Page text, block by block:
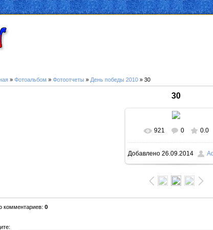
» Фотоальбом » Фотоотчеты » День победы 2010 » 30
30
В реальном размере
1000x750/ 156.0Kb
921 0 0.0
Добавлено26.09.2014
комментариев: 0